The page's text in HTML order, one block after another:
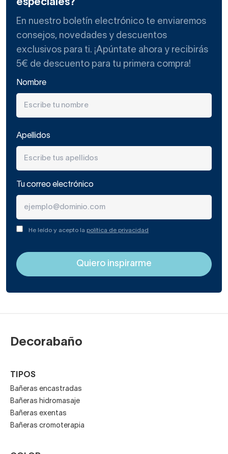
especiales?
En nuestro boletín electrónico te enviaremos
consejos, novedades y descuentos
exclusivos para ti. ¡Apúntate ahora y recibirás
5€ de descuento para tu primera compra!
Nombre
Apellidos
Tu correo electrónico
He leído y acepto la política de privacidad
Decorabaño
TIPOS
Bañeras encastradas
Bañeras hidromasaje
Bañeras exentas
Bañeras cromoterapia